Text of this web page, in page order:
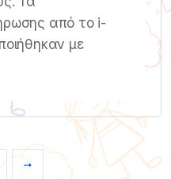
από το i-
με